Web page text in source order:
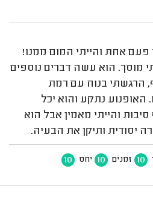
פעם אחת והייתי המום ממנו!
מוסך. הוא עשה דברים נוספים
הרגשתי בנוח עם רמת
האופנוע נתקע והוא יכל
והייתי מאמין אבל הוא
יסודית ותיקן את הבעיה.
10 זמנים 10 יחס 10